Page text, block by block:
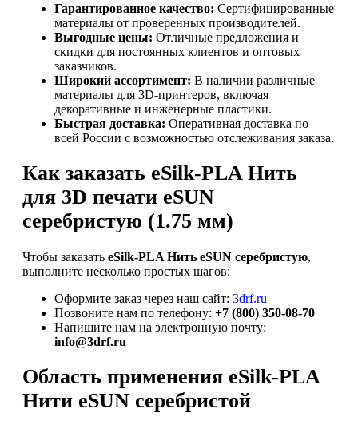
Гарантированное качество: Сертифицированные
материалы от проверенных производителей.
Выгодные цены: Отличные предложения и
скидки для постоянных клиентов и оптовых
заказчиков.
Широкий ассортимент: В наличии различные
материалы для 3D-принтеров, включая
декоративные и инженерные пластики.
Быстрая доставка: Оперативная доставка по
всей России с возможностью отслеживания заказа.
Как заказать eSilk-PLA Нить
для 3D печати eSUN
серебристую (1.75 мм)
Чтобы заказать eSilk-PLA Нить eSUN серебристую,
выполните несколько простых шагов:
Оформите заказ через наш сайт: 3drf.ru
Позвоните нам по телефону: +7 (800) 350-08-70
Напишите нам на электронную почту:
info@3drf.ru
Область применения eSilk-PLA
Нити eSUN серебристой